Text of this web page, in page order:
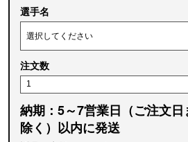
選手名
注文数
納期：5～7営業日（ご注文
除く）以内に発送